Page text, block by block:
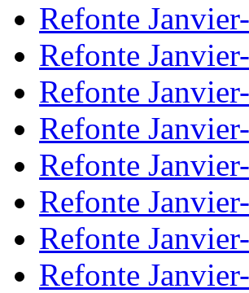
Refonte
Refonte
Refonte
Refonte
Refonte
Refonte
Refonte
Refonte